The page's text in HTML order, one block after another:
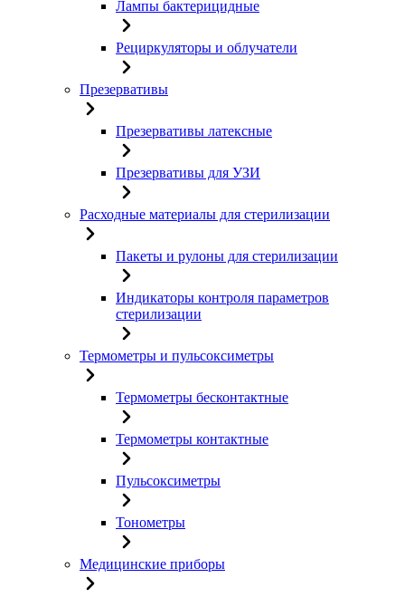
Лампы бактерицидные
Рециркуляторы и облучатели
Презервативы
Презервативы латексные
Презервативы для УЗИ
Расходные материалы для стерилизации
Пакеты и рулоны для стерилизации
Индикаторы контроля параметров
стерилизации
Термометры и пульсоксиметры
Термометры бесконтактные
Термометры контактные
Пульсоксиметры
Тонометры
Медицинские приборы